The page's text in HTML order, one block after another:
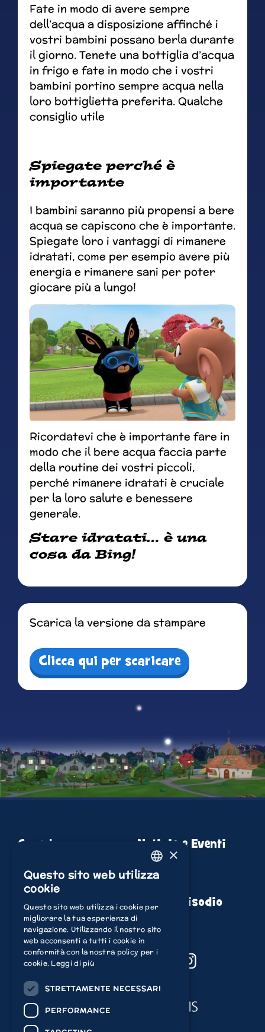
Fate in modo di avere sempre
dell’acqua a disposizione affinché i
vostri bambini possano berla durante
il giorno. Tenete una bottiglia d’acqua
in frigo e fate in modo che i vostri
bambini portino sempre acqua nella
loro bottiglietta preferita. Qualche
consiglio utile
Spiegate perché è
importante
I bambini saranno più propensi a bere
acqua se capiscono che è importante.
Spiegate loro i vantaggi di rimanere
idratati, come per esempio avere più
energia e rimanere sani per poter
giocare più a lungo!
Ricordatevi che è importante fare in
modo che il bere acqua faccia parte
della routine dei vostri piccoli,
perché rimanere idratati è cruciale
per la loro salute e benessere
generale.
Stare idratati… è una
cosa da Bing!
Scarica la versione da stampare
Clicca qui per scaricare
Guarda
Scopri
Gioca
Notizie e Eventi
Compra
Guida episodio
YouTubeFacebookTikTok Instagram
Acamar Films
ENGLISH
×
Questo sito web utilizza
cookie
Questo sito web utilizza i cookie per
migliorare la tua esperienza di
navigazione. Utilizzando il nostro sito
web acconsenti a tutti i cookie in
conformità con la nostra policy per i
cookie. Leggi di più
STRETTAMENTE NECESSARI
PERFORMANCE